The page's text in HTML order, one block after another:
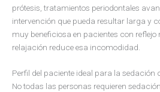
prótesis, tratamientos periodontales
intervención que pueda resultar larga y
muy beneficiosa en pacientes con reflejo
relajación reduce esa incomodidad.
Perfil del paciente ideal para la sedación
No todas las personas requieren